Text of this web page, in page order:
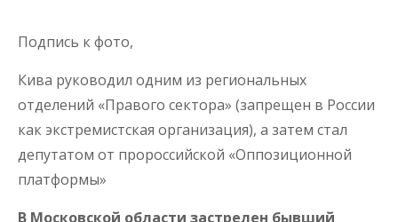
Подпись к фото,
Кива руководил одним из региональных
отделений «Правого сектора» (запрещен в России
как экстремистская организация), а затем стал
депутатом от пророссийской «Оппозиционной
платформы»
В Московской области застрелен бывший